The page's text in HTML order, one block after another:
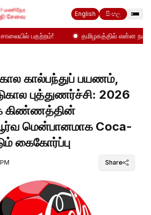
English සිංහල
பதற்றம்! தமிழகத்தில் என்ன
புத்துணர்ச்சி: 2026
கிண்ணத்தின்
மென்பானமாக Coca-
கைகோர்ப்பு
Share